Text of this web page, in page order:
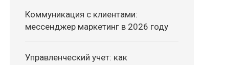
Коммуникация с клиентами:
мессенджер маркетинг в 2026 году
Управленческий учет: как